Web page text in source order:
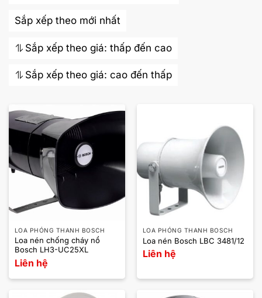
Sắp xếp theo mới nhất
Sắp xếp theo giá: thấp đến cao
Sắp xếp theo giá: cao đến thấp
LOA PHÓNG THANH BOSCH
Loa nén chống cháy nổ
Bosch LH3-UC25XL
Liên hệ
LOA PHÓNG THANH BOSCH
Loa nén Bosch LBC 3481/12
Liên hệ